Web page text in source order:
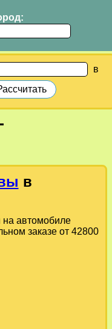
в
в
на автомобиле
заказе от 42800